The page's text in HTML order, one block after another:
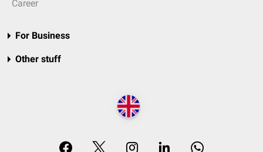
Career
For Business
Other stuff